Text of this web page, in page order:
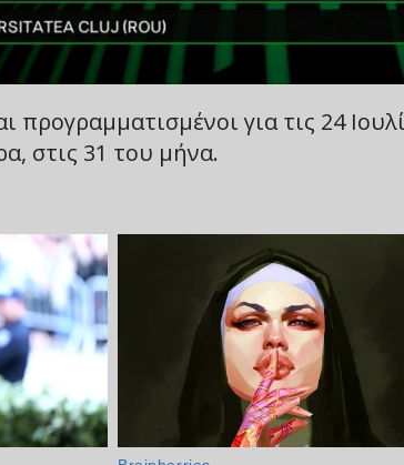
προγραμματισμένοι για τις 24
στις 31 του μήνα.